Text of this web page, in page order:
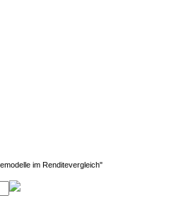
im Renditevergleich"